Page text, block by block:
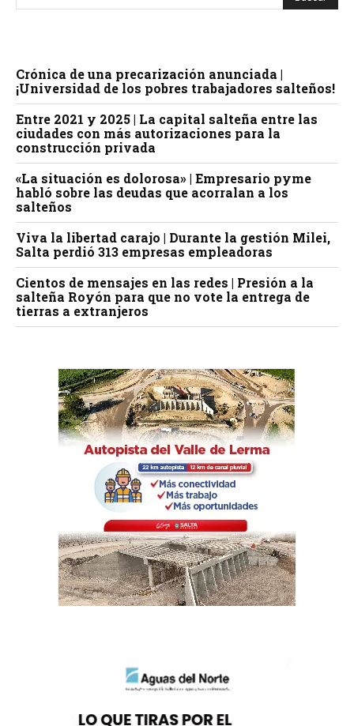
Crónica de una precarización anunciada |
¡Universidad de los pobres trabajadores salteños!
Entre 2021 y 2025 | La capital salteña entre las
ciudades con más autorizaciones para la
construcción privada
«La situación es dolorosa» | Empresario pyme
habló sobre las deudas que acorralan a los
salteños
Viva la libertad carajo | Durante la gestión Milei,
Salta perdió 313 empresas empleadoras
Cientos de mensajes en las redes | Presión a la
salteña Royón para que no vote la entrega de
tierras a extranjeros